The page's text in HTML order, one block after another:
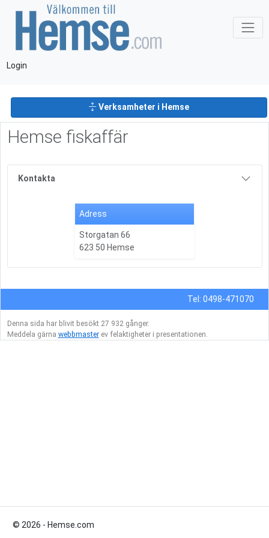
Login
Verksamheter i Hemse
Hemse fiskaffär
Kontakta
Adress
Storgatan 66
623 50 Hemse
Tel: 0498-471070
Denna sida har blivit besökt 27 932 gånger.
Meddela gärna webbmasterev felaktigheter i presentationen.
© 2026 - Hemse.com